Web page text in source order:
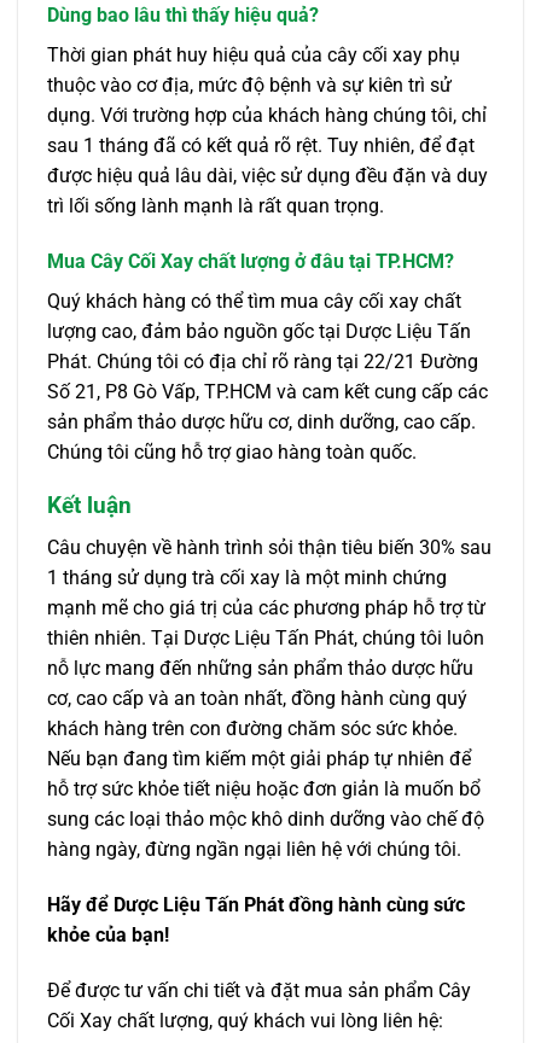
Dùng bao lâu thì thấy hiệu quả?
Thời gian phát huy hiệu quả của cây cối xay phụ
thuộc vào cơ địa, mức độ bệnh và sự kiên trì sử
dụng. Với trường hợp của khách hàng chúng tôi, chỉ
sau 1 tháng đã có kết quả rõ rệt. Tuy nhiên, để đạt
được hiệu quả lâu dài, việc sử dụng đều đặn và duy
trì lối sống lành mạnh là rất quan trọng.
Mua Cây Cối Xay chất lượng ở đâu tại TP.HCM?
Quý khách hàng có thể tìm mua cây cối xay chất
lượng cao, đảm bảo nguồn gốc tại Dược Liệu Tấn
Phát. Chúng tôi có địa chỉ rõ ràng tại 22/21 Đường
Số 21, P8 Gò Vấp, TP.HCM và cam kết cung cấp các
sản phẩm thảo dược hữu cơ, dinh dưỡng, cao cấp.
Chúng tôi cũng hỗ trợ giao hàng toàn quốc.
Kết luận
Câu chuyện về hành trình sỏi thận tiêu biến 30% sau
1 tháng sử dụng trà cối xay là một minh chứng
mạnh mẽ cho giá trị của các phương pháp hỗ trợ từ
thiên nhiên. Tại Dược Liệu Tấn Phát, chúng tôi luôn
nỗ lực mang đến những sản phẩm thảo dược hữu
cơ, cao cấp và an toàn nhất, đồng hành cùng quý
khách hàng trên con đường chăm sóc sức khỏe.
Nếu bạn đang tìm kiếm một giải pháp tự nhiên để
hỗ trợ sức khỏe tiết niệu hoặc đơn giản là muốn bổ
sung các loại thảo mộc khô dinh dưỡng vào chế độ
hàng ngày, đừng ngần ngại liên hệ với chúng tôi.
Hãy để Dược Liệu Tấn Phát đồng hành cùng sức
khỏe của bạn!
Để được tư vấn chi tiết và đặt mua sản phẩm Cây
Cối Xay chất lượng, quý khách vui lòng liên hệ: